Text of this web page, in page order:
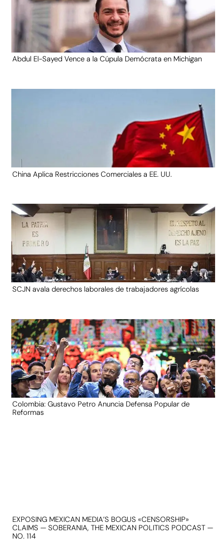
Abdul El-Sayed Vence a la Cúpula Demócrata en Michigan
China Aplica Restricciones Comerciales a EE. UU.
SCJN avala derechos laborales de trabajadores agrícolas
Colombia: Gustavo Petro Anuncia Defensa Popular de
Reformas
EXPOSING MEXICAN MEDIA’S BOGUS «CENSORSHIP»
CLAIMS — SOBERANIA, THE MEXICAN POLITICS PODCAST —
NO. 114